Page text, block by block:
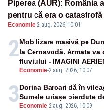
Piperea (AUR): România
pentru că era o
pensii
Economie·2 aug. 2026, 10:01
2
Economie-2 aug. 2026, 10:07
Mobilizare masivă pe
la Cernavodă. Armata
fluviului - IMAGINI
3 Economie-2 aug. 2026, 10:09
Dorina Barcari dă în
Sumele uriașe pierdute